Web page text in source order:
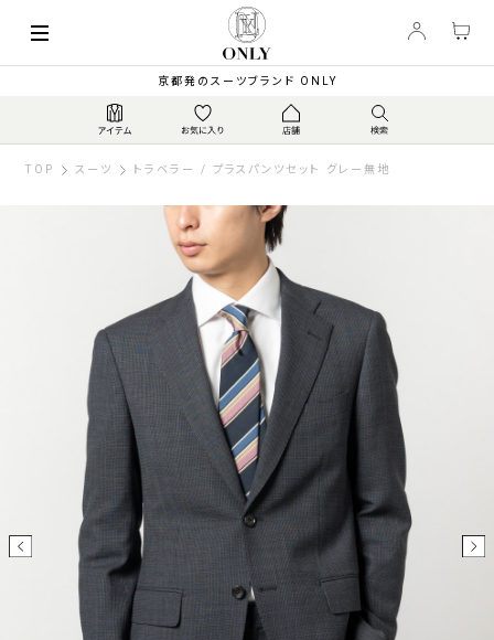
京都発のスーツブランド ONLY
TOP スーツ トラベラー / プラスパンツセット グレー無地